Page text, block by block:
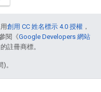
創用 CC 姓名標示 4.0 授權 ，
閱《Google Developers 網站
註冊商標。
。